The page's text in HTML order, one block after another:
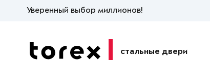
Уверенный выбор миллионов!
стальные двери